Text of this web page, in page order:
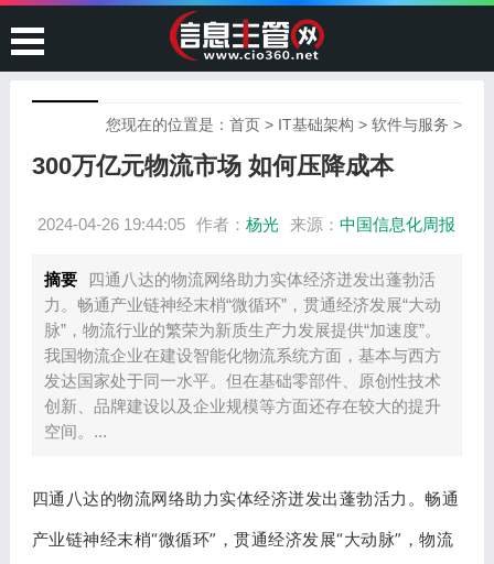
您现在的位置是：首页 > IT基础架构 >软件与服务 >
300万亿元物流市场 如何压降成本
2024-04-26 19:44:05 作者： 杨光 来源： 中国信息化周报
摘要
四通八达的物流网络助力实体经济迸发出蓬勃活
力。畅通产业链神经末梢“微循环”，贯通经济发展“大动
脉”，物流行业的繁荣为新质生产力发展提供“加速度”。
我国物流企业在建设智能化物流系统方面，基本与西方
发达国家处于同一水平。但在基础零部件、原创性技术
创新、品牌建设以及企业规模等方面还存在较大的提升
空间。...
四通八达的物流网络助力实体经济迸发出蓬勃活力。畅通
产业链神经末梢“微循环”，贯通经济发展“大动脉”，物流